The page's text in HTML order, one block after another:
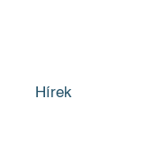
Hírek